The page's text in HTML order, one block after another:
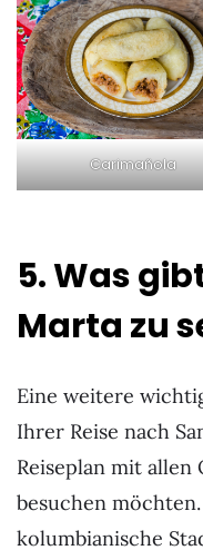
Carimañola
5. Was
Marta zu
Eine weitere
Ihrer Reise nach
Reiseplan mit allen
besuchen
kolumbianische